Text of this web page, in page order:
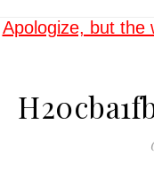
Apologize, but the